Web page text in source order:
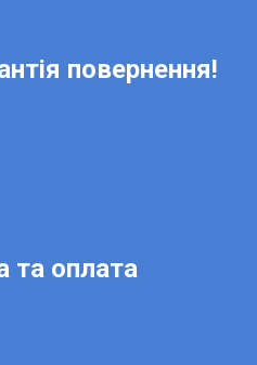
повернення!
та оплата